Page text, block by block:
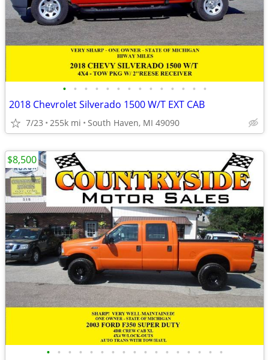
• • • • • • • • • • • • • •
2018 Chevrolet Silverado 1500 W/T EXT CAB
7/23 255k mi South Haven, MI 49090
• • • • • • • • • • • • • • • • •
$8,500